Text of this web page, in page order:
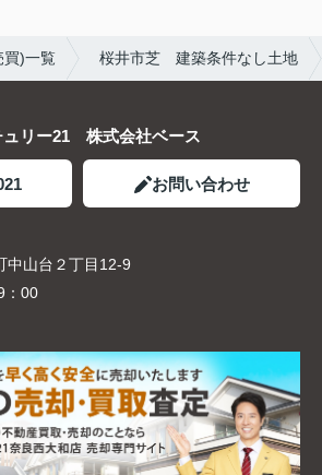
買)一覧 桜井市芝 建築条件なし土地
ュリー21 株式会社ベース
お問い合わせ
中山台２丁目12-9
：00